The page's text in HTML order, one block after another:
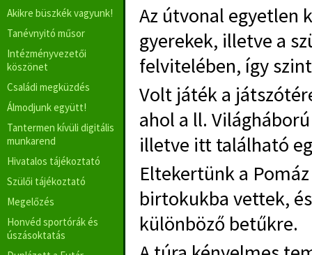
Akikre büszkék vagyunk!
Tanévnyitó műsor
Intézményvezetői
köszönet
Családi megküzdés
Álmodjunk együtt!
Tantermen kívüli digitális
munkarend
Hivatalos tájékoztató
Szülői tájékoztató
Megelőzés
Honvéd sportórák és
úszásoktatás
Az útvonal egyetlen
gyerekek, illetve a
felvitelében, így
Volt játék a
ahol a ll.
illetve itt található
Eltekertünk a
birtokukba vettek,
különböző betűkre.